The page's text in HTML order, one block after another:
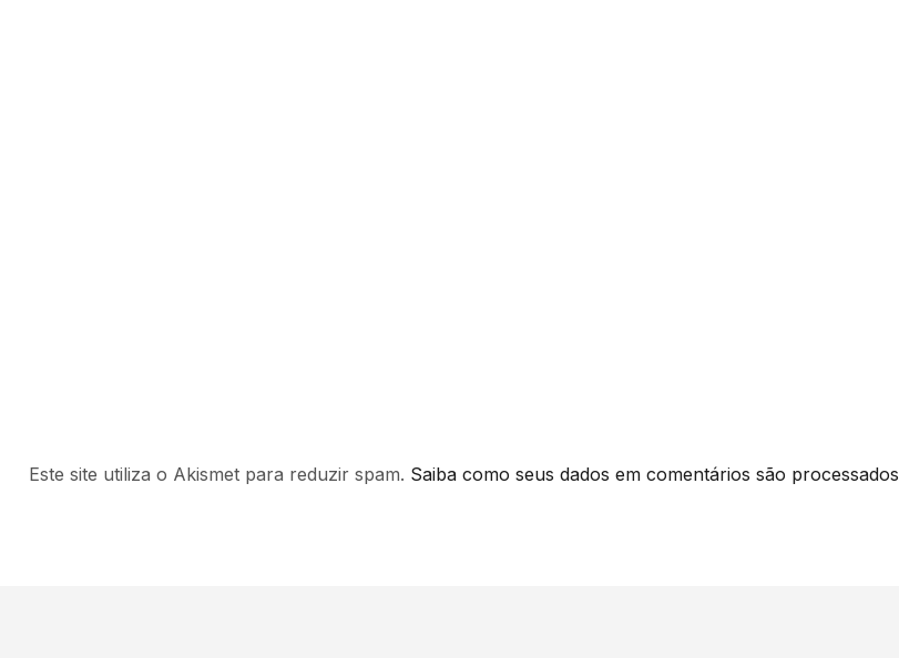
Este site utiliza o Akismet para reduzir spam. Saiba como seus dados em comentários são processados